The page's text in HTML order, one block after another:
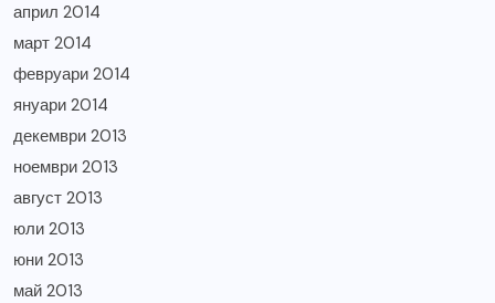
април 2014
март 2014
февруари 2014
януари 2014
декември 2013
ноември 2013
август 2013
юли 2013
юни 2013
май 2013